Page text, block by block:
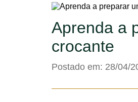
Aprenda a
crocante
Postado em: 28/04/